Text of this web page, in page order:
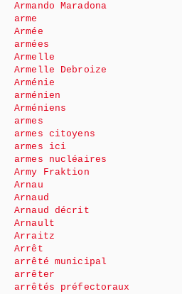
Armando Maradona
arme
Armée
armées
Armelle
Armelle Debroize
Arménie
arménien
Arméniens
armes
armes citoyens
armes ici
armes nucléaires
Army Fraktion
Arnau
Arnaud
Arnaud décrit
Arnault
Arraitz
Arrêt
arrêté municipal
arrêter
arrêtés préfectoraux